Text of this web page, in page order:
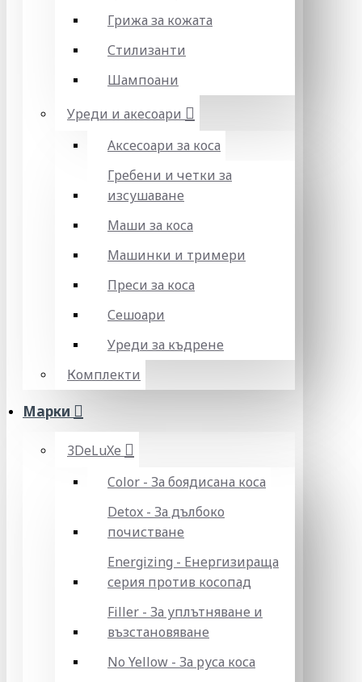
Грижа за кожата
Стилизанти
Шампоани
Уреди и акесоари
Аксесоари за коса
Гребени и четки за
изсушаване
Маши за коса
Машинки и тримери
Преси за коса
Сешоари
Уреди за къдрене
Комплекти
Марки
3DeLuXe
Color - За боядисана коса
Detox - За дълбоко
почистване
Energizing - Енергизираща
серия против косопад
Filler - За уплътняване и
възстановяване
No Yellow - За руса коса